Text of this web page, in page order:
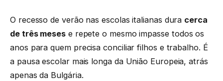
O recesso de verão nas escolas italianas dura cerca
de três mesese repete o mesmo impasse todos os
anos para quem precisa conciliar filhos e trabalho. É
a pausa escolar mais longa da União Europeia, atrás
apenas da Bulgária.